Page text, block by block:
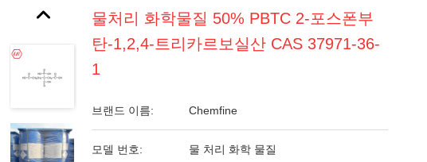
물처리 화학물질 50% PBTC 2-포스폰부
탄-1,2,4-트리카르보실산 CAS 37971-36-
1
브랜드 이름: Chemfine
모델 번호: 물 처리 화학 물질